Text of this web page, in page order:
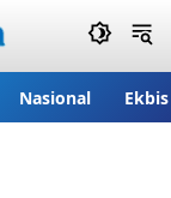
Nasional Ekbis